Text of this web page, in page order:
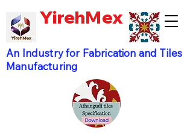
YirehMex
An Industry for Fabrication and Tiles
Manufacturing